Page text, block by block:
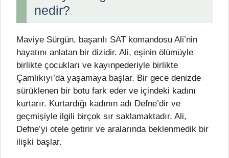
nedir?
Maviye Sürgün, başarılı SAT komandosu Ali’nin
hayatını anlatan bir dizidir. Ali, eşinin ölümüyle
birlikte çocukları ve kayınpederiyle birlikte
Çamlıkıyı’da yaşamaya başlar. Bir gece denizde
sürüklenen bir botu fark eder ve içindeki kadını
kurtarır. Kurtardığı kadının adı Defne’dir ve
geçmişiyle ilgili birçok sır saklamaktadır. Ali,
Defne’yi otele getirir ve aralarında beklenmedik bir
ilişki başlar.